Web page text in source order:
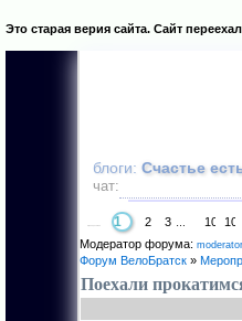
Это старая верия сайта. Сайт
блоги: Счастье
чат:
1 2 3 … 101 102
Модератор форума: moderator
Форум ВелоБратск »
Поехали